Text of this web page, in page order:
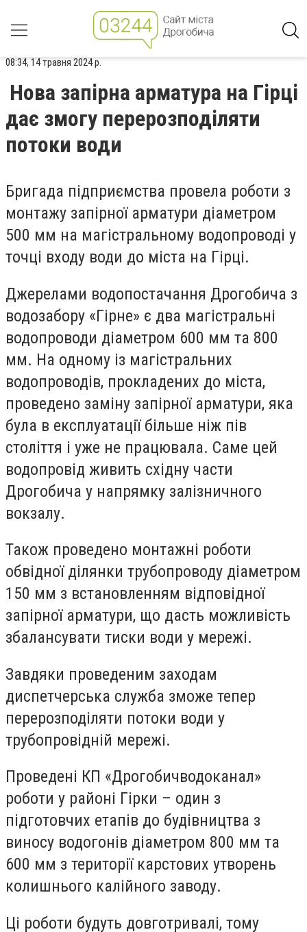
08:34, 14 травня 2024 р.
Нова запірна арматура на Гірці
дає змогу перерозподіляти
потоки води
Бригада підприємства провела роботи з
монтажу запірної арматури діаметром
500 мм на магістральному водопроводі у
точці входу води до міста на Гірці.
Джерелами водопостачання Дрогобича з
водозабору «Гірне» є два магістральні
водопроводи діаметром 600 мм та 800
мм. На одному із магістральних
водопроводів, прокладених до міста,
проведено заміну запірної арматури, яка
була в експлуатації більше ніж пів
століття і уже не працювала. Саме цей
водопровід живить східну части
Дрогобича у напрямку залізничного
вокзалу.
Також проведено монтажні роботи
обвідної ділянки трубопроводу діаметром
150 мм з встановленням відповідної
запірної арматури, що дасть можливість
збалансувати тиски води у мережі.
Завдяки проведеним заходам
диспетчерська служба зможе тепер
перерозподіляти потоки води у
трубопровідній мережі.
Проведені КП «Дрогобичводоканал»
роботи у районі Гірки – один з
підготовчих етапів до будівництва з
виносу водогонів діаметром 800 мм та
600 мм з території карстових утворень
колишнього калійного заводу.
Ці роботи будуть довготривалі, тому